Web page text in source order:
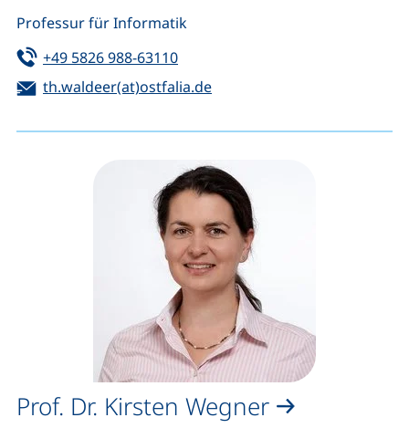
Professur für Informatik
Tel:
+49 5826 988-63110(startet einen Telefonanruf,
E-Mail:
th.waldeer(at)ostfalia.de(öffnet Ihr E-Mail-
Prof. Dr. Kirsten Wegner